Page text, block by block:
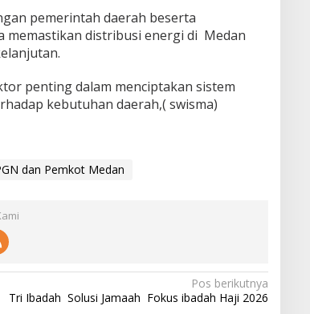
pemerintah daerah beserta
distribusi energi di Medan
penting dalam menciptakan sistem
kebutuhan daerah,( swisma)
dan Pemkot Medan
Pos berikutnya
Tri Ibadah Solusi Jamaah Fokus ibadah Haji 2026